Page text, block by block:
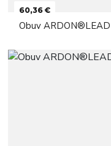
60,36 €
Obuv